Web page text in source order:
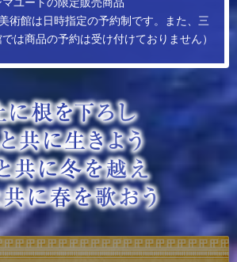
術館は日時指定の予約制です。
また、三
は商品の予約は受け付けておりません）